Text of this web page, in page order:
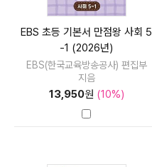
EBS 초등 기본서 만점왕 사회 5
-1 (2026년)
EBS(한국교육방송공사) 편집부
지음
13,950원 (10%)